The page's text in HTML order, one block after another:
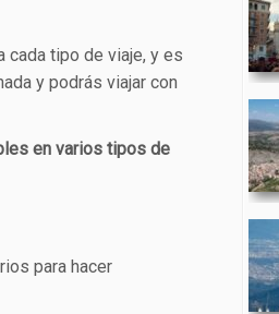
tipo de viaje, y es
y podrás viajar con
en varios tipos de
para hacer